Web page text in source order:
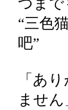
つま
“三色
吧”
「あ
ません